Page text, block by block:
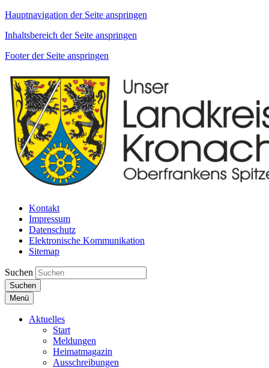
Hauptnavigation der Seite anspringen
Inhaltsbereich der Seite anspringen
Footer der Seite anspringen
Kontakt
Impressum
Datenschutz
Elektronische Kommunikation
Sitemap
Suchen
Suchen
Menü
Aktuelles
Start
Meldungen
Heimatmagazin
Ausschreibungen